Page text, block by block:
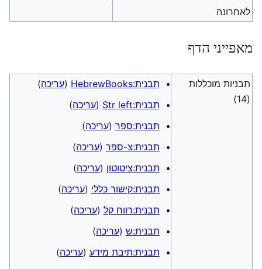
לאחרונה
מאפייני הדף
תבניות מוכללות
(14)
תבנית:HebrewBooks (עריכה)
תבנית:Str left
(עריכה)
תבנית:ספר (עריכה)
תבנית:צ-ספר (עריכה)
תבנית:ציטוטון (עריכה)
תבנית:קישור כללי (עריכה)
תבנית:רווח קל (עריכה)
תבנית:ש (עריכה)
תבנית:תיבת מידע (עריכה)